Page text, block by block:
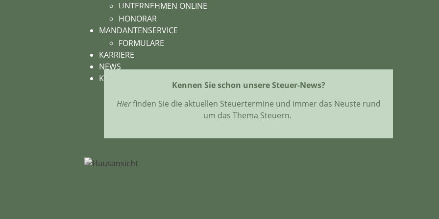
UNTERNEHMEN ONLINE
HONORAR
MANDANTENSERVICE
FORMULARE
KARRIERE
NEWS
KONTAKT
Kennen Sie schon unsere Steuer-News?
Hierfinden Sie die aktuellen Steuertermine und immer das Neuste rund
um das Thema Steuern.